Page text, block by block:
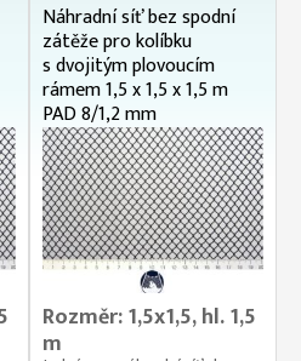
Náhradní síť bez spodní
zátěže pro kolíbku
s dvojitým plovoucím
rámem 1,5 x 1,5 x 1,5 m
PAD 8/1,2 mm
Rozměr: 1,5x1,5, hl. 1,5
m